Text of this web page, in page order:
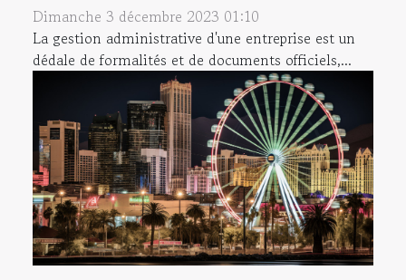
Dimanche 3 décembre 2023 01:10
La gestion administrative d'une entreprise est un
dédale de formalités et de documents officiels,...